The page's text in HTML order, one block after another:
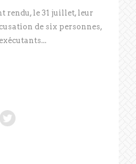
rendu, le 31 juillet, leur
de six personnes,